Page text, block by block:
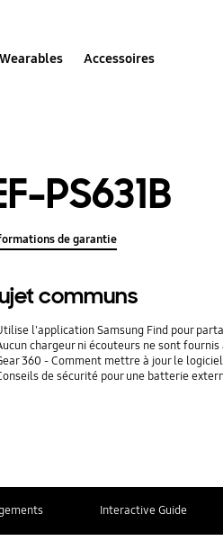
Wearables Accessoires
PS631B
de garantie
communs
l'application Samsung Find pour
chargeur ni écouteurs ne sont
360 - Comment mettre à jour le
de sécurité pour une batterie
Interactive Guide